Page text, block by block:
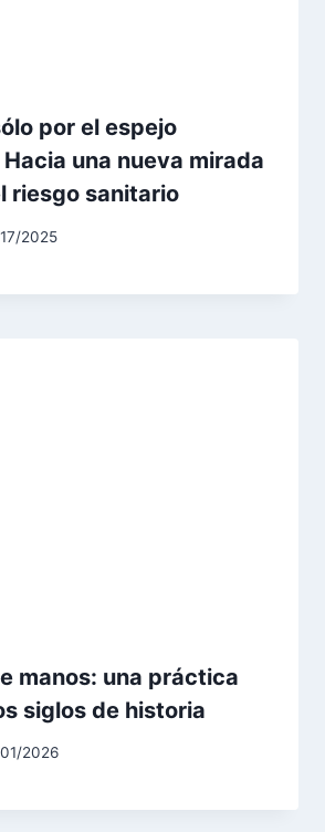
por el espejo
una nueva mirada
riesgo sanitario
2025
manos: una práctica
siglos de historia
2026